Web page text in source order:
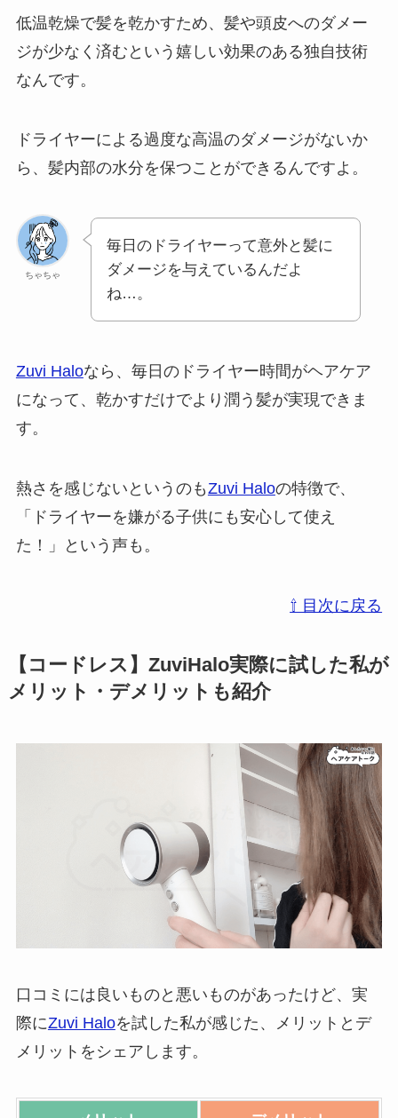
低温乾燥で髪を乾かすため、髪や頭皮へのダメー
ジが少なく済むという嬉しい効果のある独自技術
なんです。
ドライヤーによる過度な高温のダメージがないか
ら、髪内部の水分を保つことができるんですよ。
ちゃちゃ
毎日のドライヤーって意外と髪に
ダメージを与えているんだよ
ね…。
Zuvi Haloなら、毎日のドライヤー時間がヘアケア
になって、乾かすだけでより潤う髪が実現できま
す。
熱さを感じないというのもZuvi Haloの特徴で、
「ドライヤーを嫌がる子供にも安心して使え
た！」という声も。
⇧ 目次に戻る
【コードレス】ZuviHalo実際に試した私が
メリット・デメリットも紹介
口コミには良いものと悪いものがあったけど、実
際にZuvi Haloを試した私が感じた、メリットとデ
メリットをシェアします。